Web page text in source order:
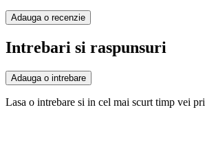
Adauga o recenzie
Intrebari si raspunsuri
Adauga o intrebare
Lasa o intrebare si in cel mai scurt timp vei